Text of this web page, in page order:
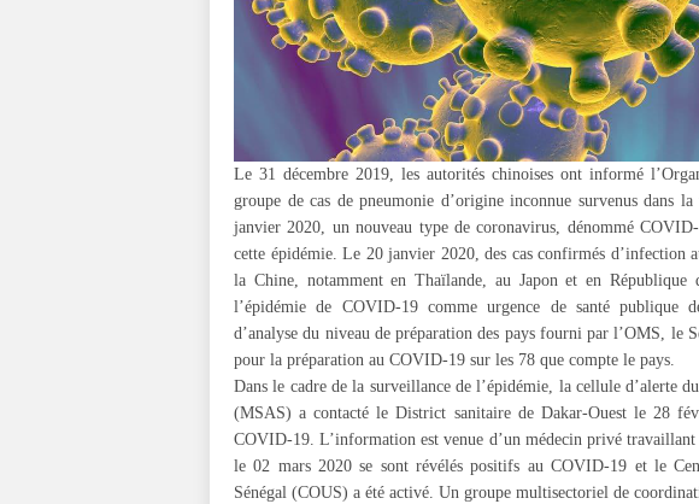
Le 31 décembre 2019, les autorités chinoises ont informé
groupe de cas de pneumonie d’origine inconnue survenus dans
janvier 2020, un nouveau type de coronavirus, dénommé
cette épidémie. Le 20 janvier 2020, des cas confirmés d’infection
la Chine, notamment en Thaïlande, au Japon et en
l’épidémie de COVID-19 comme urgence de santé publique
d’analyse du niveau de préparation des pays fourni par l’OMS,
pour la préparation au COVID-19 sur les 78 que compte le pays.
Dans le cadre de la surveillance de l’épidémie, la cellule d’alerte
(MSAS) a contacté le District sanitaire de Dakar-Ouest le 28
COVID-19. L’information est venue d’un médecin privé
le 02 mars 2020 se sont révélés positifs au COVID-19 et le
Sénégal (COUS) a été activé. Un groupe multisectoriel de